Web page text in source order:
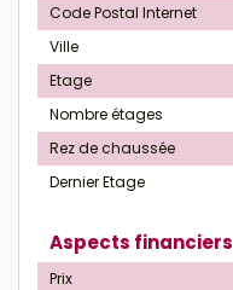
Code Postal Internet
Ville
Etage
Nombre étages
Rez de chaussée
Dernier Etage
Aspects financiers
Prix